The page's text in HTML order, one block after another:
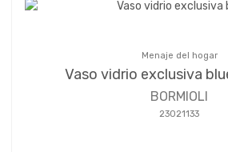
Menaje del hogar
Vaso vidrio exclusiva
BORMIOLI
23021133